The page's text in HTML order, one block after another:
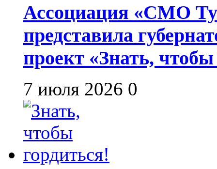
Ассоциация «СМО
представила
проект «Знать,
7 июля 2026 0